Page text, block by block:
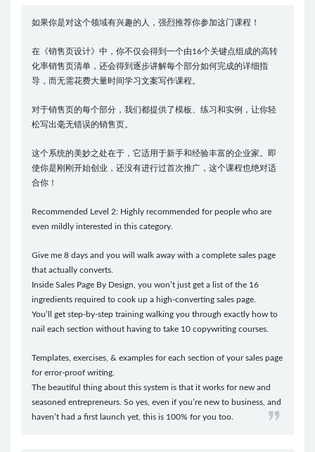
如果你是对这个领域有兴趣的人，强烈推荐你参加这门课程！
在《销售页设计》中，你不仅会得到一个由16个关键点组成的高转
化率销售页清单，还会得到逐步讲解每个部分如何完成的详细指
导，而无需花费大量时间学习文案写作课程。
对于销售页的每个部分，我们都提供了模板、练习和实例，让你轻
松写出毫无错误的销售页。
这个系统的美妙之处在于，它适用于新手和经验丰富的企业家。即
使你是刚刚开始创业，还没有进行过首次推广，这个课程也绝对适
合你！
Recommended Level 2: Highly recommended for people who are
even mildly interested in this category.
Give me 8 days and you will walk away with a complete sales page
that actually converts.
Inside Sales Page By Design, you won’t just get a list of the 16
ingredients required to cook up a high-converting sales page.
You’ll get step-by-step training walking you through exactly how to
nail each section without having to take 10 copywriting courses.
Templates, exercises, & examples for each section of your sales page
for error-proof writing.
The beautiful thing about this system is that it works for new and
seasoned entrepreneurs. So yes, even if you’re new to business, and
haven’t had a first launch yet, this is 100% for you too.